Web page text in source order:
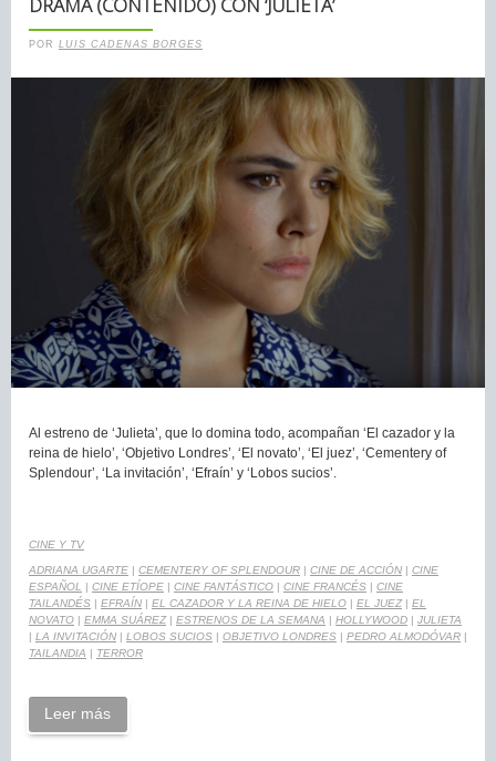
POR LUIS CADENAS BORGES
Al estreno de ‘Julieta’, que lo domina todo, acompañan ‘El cazador y la
reina de hielo’, ‘Objetivo Londres’, ‘El novato’, ‘El juez’, ‘Cementery of
Splendour’, ‘La invitación’, ‘Efraín’ y ‘Lobos sucios’.
CINE Y TV
ADRIANA UGARTE | CEMENTERY OF SPLENDOUR | CINE DE ACCIÓN | CINE
ESPAÑOL
| CINE ETÍOPE | CINE FANTÁSTICO | CINE FRANCÉS | CINE
TAILANDÉS | EFRAÍN | EL CAZADOR Y LA REINA DE HIELO | EL JUEZ| EL
NOVATO | EMMA SUÁREZ| ESTRENOS DE LA SEMANA | HOLLYWOOD | JULIETA
| LA INVITACIÓN | LOBOS SUCIOS | OBJETIVO LONDRES | PEDRO ALMODÓVAR |
TAILANDIA | TERROR
Leer más